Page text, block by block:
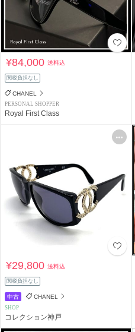
¥84,000送料込
関税負担なし
CHANEL
PERSONAL SHOPPER
Royal First Class
¥29,800送料込
関税負担なし
中古 CHANEL
SHOP
コレクション神戸